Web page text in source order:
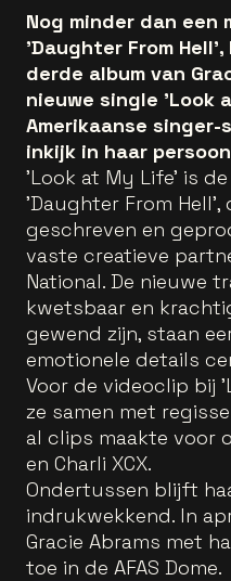
Nog minder dan een
'Daughter From
derde album van
nieuwe single 'Look
Amerikaanse
inkijk in haar
'Look at My Life' is
'Daughter From
geschreven en
vaste creatieve
National. De nieuwe
kwetsbaar en
gewend zijn, staan
emotionele details
Voor de videoclip bij
ze samen met
al clips maakte voor
en Charli XCX.
Ondertussen blijft
indrukwekkend. In
Gracie Abrams met
toe in de AFAS Dome.